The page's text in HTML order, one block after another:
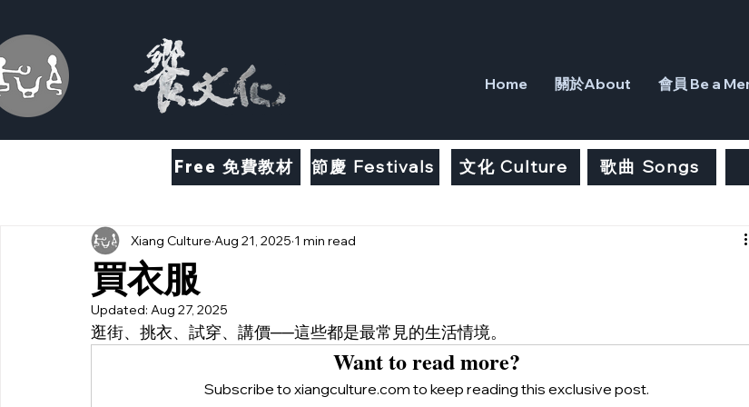
Home 關於About 會員 Be a
Free 免費教材 節慶 Festivals 文化 Culture 歌曲 Songs
買衣服
Xiang Culture Aug 21, 2025 1 min read
Updated: Aug 27, 2025
逛街、挑衣、試穿、講價──這些都是最常見的生活情境。
Want to read more?
Subscribe to xiangculture.com to keep reading this exclusive post.